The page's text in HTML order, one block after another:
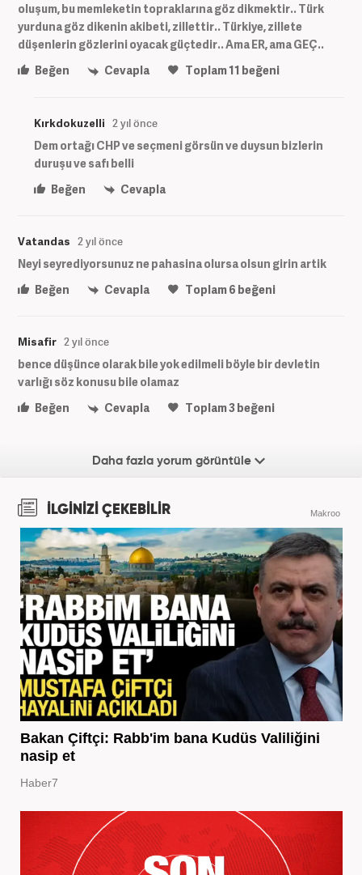
oluşum, bu memleketin topraklarına göz dikmektir.. Türk
yurduna göz dikenin akibeti, zillettir.. Türkiye, zillete
düşenlerin gözlerini oyacak güçtedir.. Ama ER, ama GEÇ..
Beğen
Cevapla Toplam11 beğeni
Kırkdokuzelli 2 yıl önce
Dem ortağı CHP ve seçmeni görsün ve duysun bizlerin
duruşu ve safı belli
Beğen
Cevapla
Vatandas 2 yıl önce
Neyi seyrediyorsunuz ne pahasina olursa olsun girin artik
Beğen
Cevapla Toplam6 beğeni
Misafir 2 yıl önce
bence düşünce olarak bile yok edilmeli böyle bir devletin
varlığı söz konusu bile olamaz
Beğen
Cevapla Toplam3beğeni
Daha fazla yorum görüntüle
İLGİNİZİ ÇEKEBİLİR Makroo
Bakan Çiftçi: Rabb'im bana Kudüs Valiliğini
nasip et
Haber7